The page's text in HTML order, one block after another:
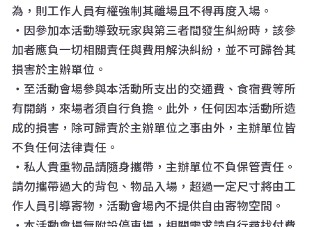
為，則工作人員有權強制其離場且不得再度入場。
・因參加本活動導致玩家與第三者間發生糾紛時，該參
加者應負一切相關責任與費用解決糾紛，並不可歸咎其
損害於主辦單位。
・至活動會場參與本活動所支出的交通費、食宿費等所
有開銷，來場者須自行負擔。此外，任何因本活動所造
成的損害，除可歸責於主辦單位之事由外，主辦單位皆
不負任何法律責任。
・私人貴重物品請隨身攜帶，主辦單位不負保管責任。
請勿攜帶過大的背包、物品入場，超過一定尺寸將由工
作人員引導寄物，活動會場內不提供自由寄物空間。